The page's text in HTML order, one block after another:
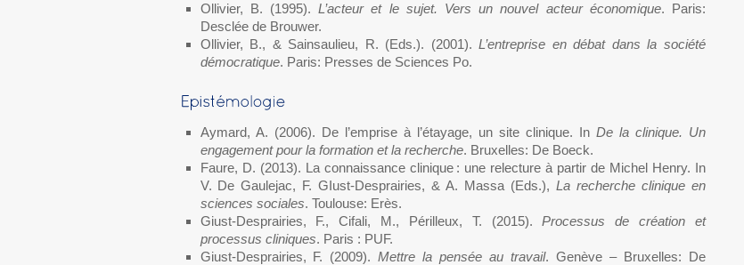
Ollivier, B. (1995).L’acteur et le sujet. Vers un nouvel acteur économique. Paris:
Desclée de Brouwer.
Ollivier, B., & Sainsaulieu, R. (Eds.). (2001).L’entreprise en débat dans la société
démocratique. Paris: Presses de Sciences Po.
Aymard, A. (2006). De l’emprise à l’étayage, un site clinique. In De la clinique. Un
engagement pour la formation et la recherche. Bruxelles: De Boeck.
Faure, D. (2013). La connaissance clinique : une relecture à partir de Michel Henry. In
V. De Gaulejac, F. GIust-Desprairies, & A. Massa (Eds.),La recherche clinique en
sciences sociales. Toulouse: Erès.
Giust-Desprairies, F., Cifali, M., Périlleux, T. (2015).Processus de création et
processus cliniques. Paris : PUF.
Giust-Desprairies, F. (2009).Mettre la pensée au travail. Genève – Bruxelles: De